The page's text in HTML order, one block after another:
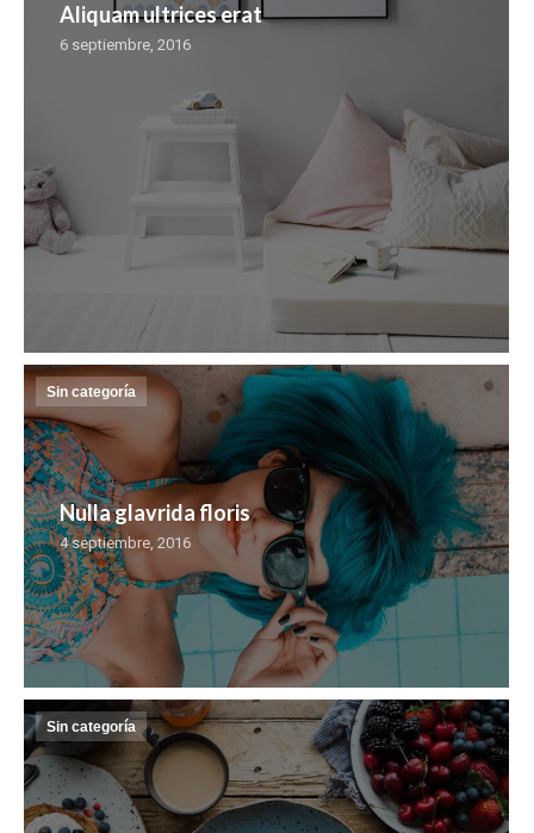
Aliquam ultrices erat
6 septiembre, 2016
Sin categoría
Nulla glavrida floris
4 septiembre, 2016
Sin categoría